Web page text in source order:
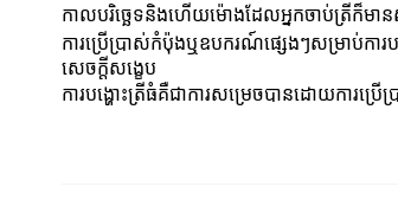
កាលបរិច្ឆេទនិងហើយម៉ោងដែលអ្នកចាប់ត្រីក៏មាន
ការប្រើប្រាស់កំប៉ុងឬឧបករណ៍ផ្សេងៗសម្រាប់ការប
សេចក្តីសង្ខេប
ការបង្ហោះត្រីធំគឺជាការសម្រេចបានដោយការប្